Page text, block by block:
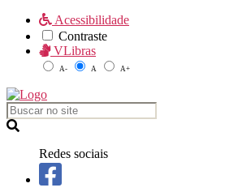
Acessibilidade
Contraste
VLibras
A- A A+
Redes sociais